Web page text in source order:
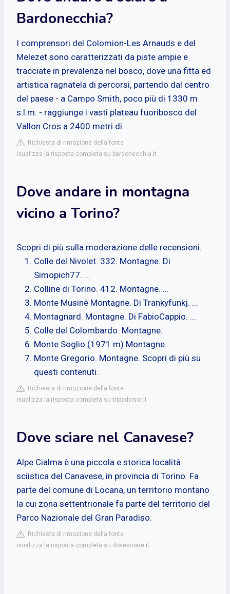
Bardonecchia?
I comprensori del Colomion-Les Arnauds e del
Melezet sono caratterizzati da piste ampie e
tracciate in prevalenza nel bosco, dove una fitta ed
artistica ragnatela di percorsi, partendo dal centro
del paese - a Campo Smith, poco più di 1330 m
s.l.m. - raggiunge i vasti plateau fuoribosco del
Vallon Cros a 2400 metri di ...
Richiesta di rimozione della fonte
isualizza la risposta completa su bardonecchia.it
Dove andare in montagna
vicino a Torino?
Scopri di più sulla moderazione delle recensioni.
Colle del Nivolet. 332. Montagne. Di
Simopich77. ...
Colline di Torino. 412. Montagne. ...
Monte Musinè Montagne. Di Trankyfunkj. ...
Montagnard. Montagne. Di FabioCappio. ...
Colle del Colombardo. Montagne.
Monte Soglio (1971 m) Montagne.
Monte Gregorio. Montagne. Scopri di più su
questi contenuti.
Richiesta di rimozione della fonte
isualizza la risposta completa su tripadvisor.it
Dove sciare nel Canavese?
Alpe Cialma è una piccola e storica località
sciistica del Canavese, in provincia di Torino. Fa
parte del comune di Locana, un territorio montano
la cui zona settentrionale fa parte del territorio del
Parco Nazionale del Gran Paradiso.
Richiesta di rimozione della fonte
isualizza la risposta completa su dovesciare.it